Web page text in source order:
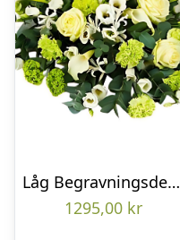
Låg Begravningsdekoration
1295,00 kr